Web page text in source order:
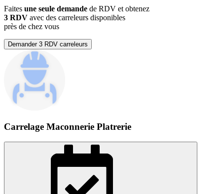
Faites une seule demande de RDV et obtenez
3 RDV avec des carreleurs disponibles
près de chez vous
Demander 3 RDV carreleurs
Carrelage Maconnerie Platrerie